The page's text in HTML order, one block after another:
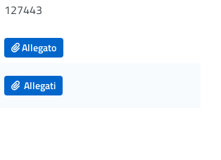
127443
Allegato
Allegati